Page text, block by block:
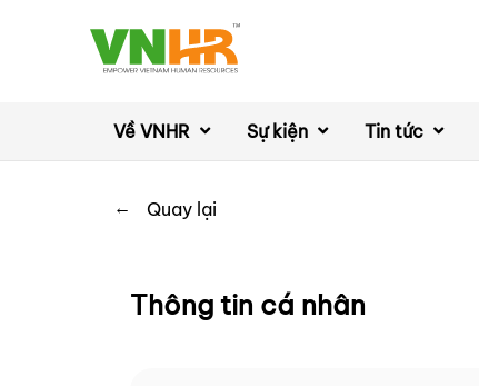
Về VNHR Sự kiện Tin tức
← Quay lại
Thông tin cá nhân